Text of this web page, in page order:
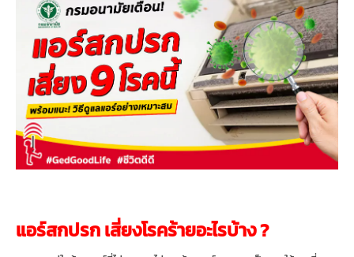
แอร์สกปรก เสี่ยงโรคร้ายอะไรบ้าง ?